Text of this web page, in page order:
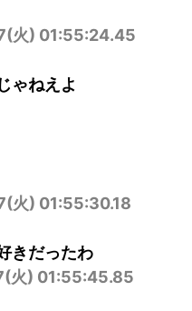
火) 01:55:24.45
ゃねえよ
火) 01:55:30.18
きだったわ
火) 01:55:45.85